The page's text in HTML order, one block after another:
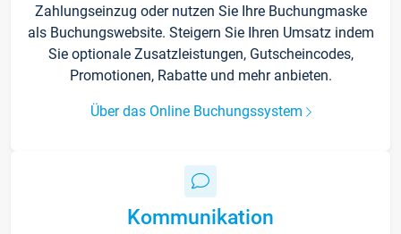
Zahlungseinzug oder nutzen Sie Ihre Buchungmaske
als Buchungswebsite. Steigern Sie Ihren Umsatz indem
Sie optionale Zusatzleistungen, Gutscheincodes,
Promotionen, Rabatte und mehr anbieten.
Über das Online Buchungssystem
Kommunikation